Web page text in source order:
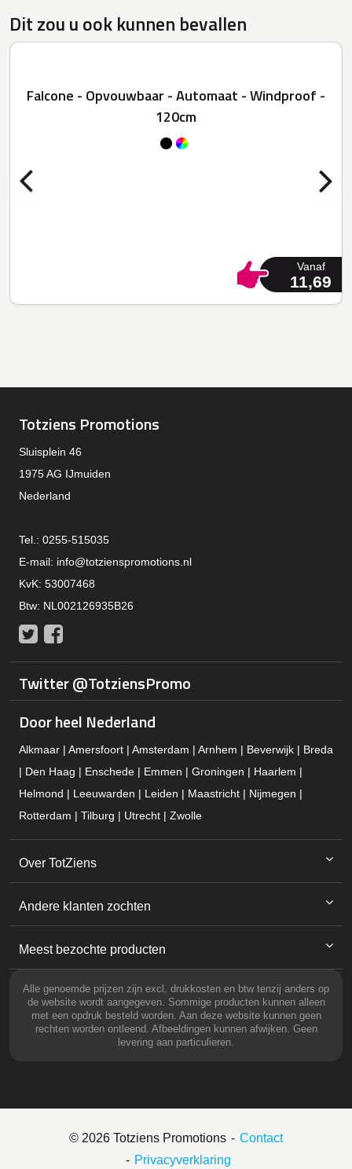
Dit zou u ook kunnen bevallen
Falcone - Opvouwbaar - Automaat - Windproof -
120cm
Vanaf
11,69
Totziens Promotions
Sluisplein 46
1975 AG IJmuiden
Nederland
Tel.: 0255-515035
E-mail: info@totzienspromotions.nl
KvK: 53007468
Btw: NL002126935B26
Twitter
Twitter @TotziensPromo
Door heel Nederland
Alkmaar | Amersfoort | Amsterdam | Arnhem | Beverwijk | Breda
| Den Haag | Enschede | Emmen | Groningen | Haarlem |
Helmond | Leeuwarden | Leiden | Maastricht | Nijmegen |
Rotterdam | Tilburg | Utrecht | Zwolle
Over TotZiens
Andere klanten zochten
Meest bezochte producten
Alle genoemde prijzen zijn excl. drukkosten en btw tenzij anders op
de website wordt aangegeven. Sommige producten kunnen alleen
met een opdruk besteld worden. Aan deze website kunnen geen
rechten worden ontleend. Afbeeldingen kunnen afwijken. Geen
levering aan particulieren.
© 2026 Totziens Promotions
Contact
Privacyverklaring